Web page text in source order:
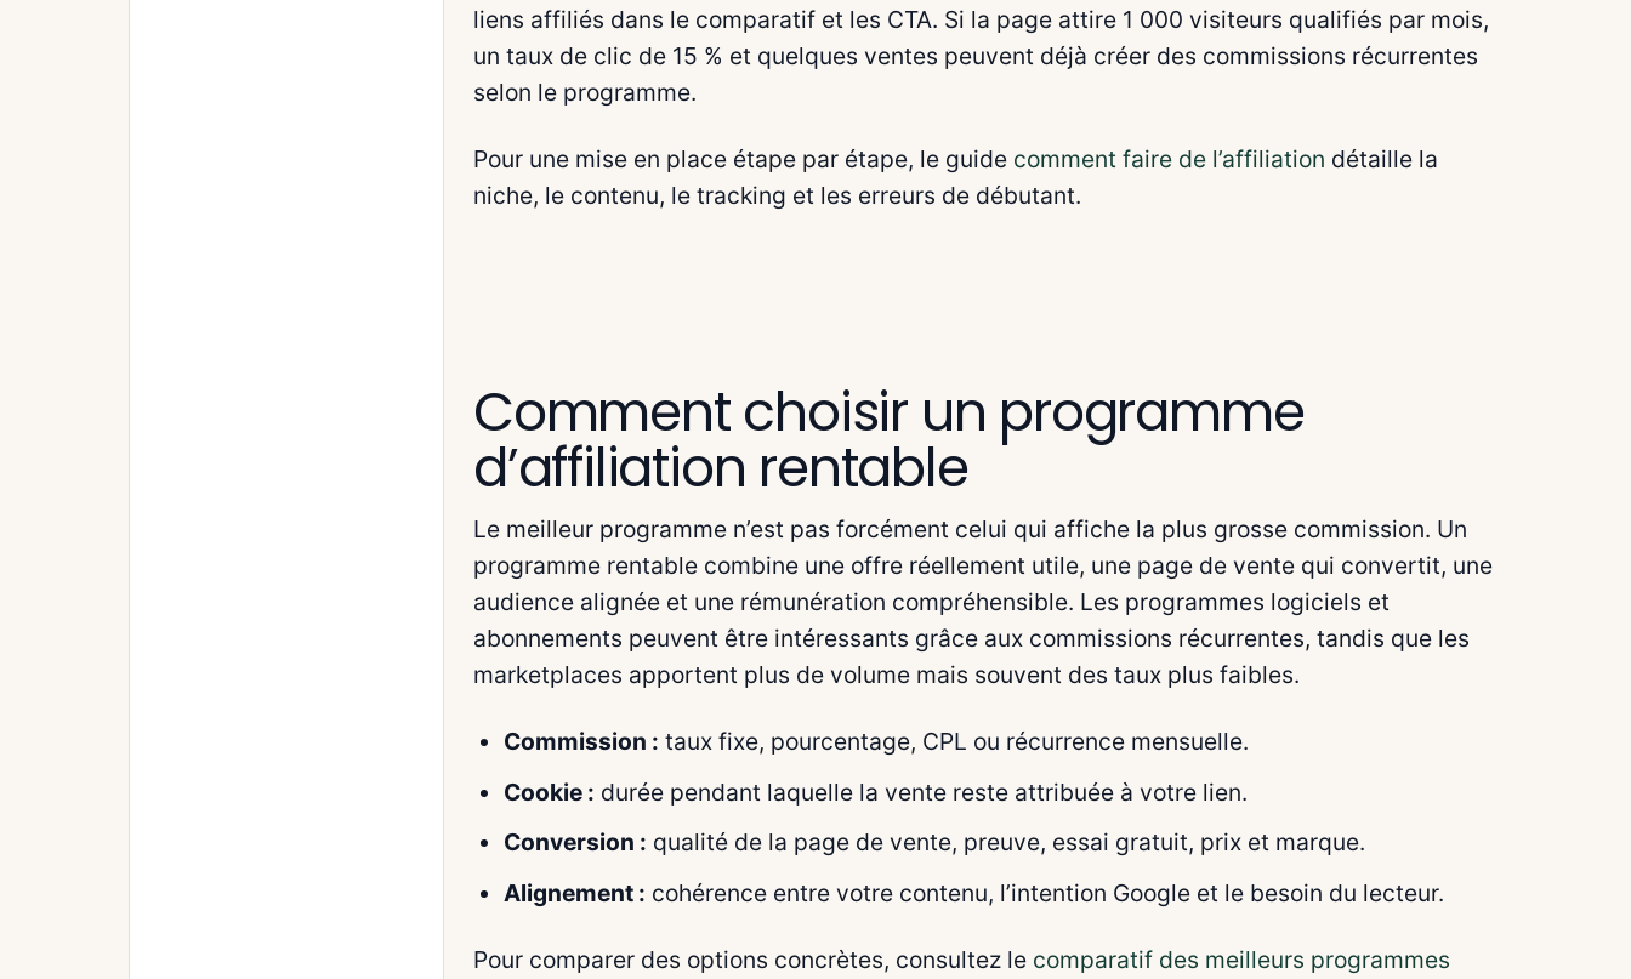
liens affiliés dans le comparatif et les CTA. Si la page attire 1 000 visiteurs qualifiés par mois,
un taux de clic de 15 % et quelques ventes peuvent déjà créer des commissions récurrentes
selon le programme.
Pour une mise en place étape par étape, le guide comment faire de l’affiliation détaille la
niche, le contenu, le tracking et les erreurs de débutant.
Comment choisir un programme
d’affiliation rentable
Le meilleur programme n’est pas forcément celui qui affiche la plus grosse commission. Un
programme rentable combine une offre réellement utile, une page de vente qui convertit, une
audience alignée et une rémunération compréhensible. Les programmes logiciels et
abonnements peuvent être intéressants grâce aux commissions récurrentes, tandis que les
marketplaces apportent plus de volume mais souvent des taux plus faibles.
Commission : taux fixe, pourcentage, CPL ou récurrence mensuelle.
Cookie : durée pendant laquelle la vente reste attribuée à votre lien.
Conversion : qualité de la page de vente, preuve, essai gratuit, prix et marque.
Alignement : cohérence entre votre contenu, l’intention Google et le besoin du lecteur.
Pour comparer des options concrètes, consultez le comparatif des meilleurs programmes